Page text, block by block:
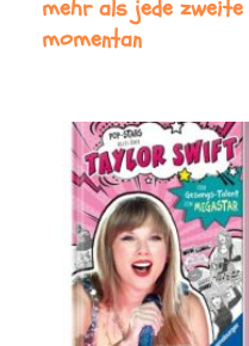
mehr als jede
momentan